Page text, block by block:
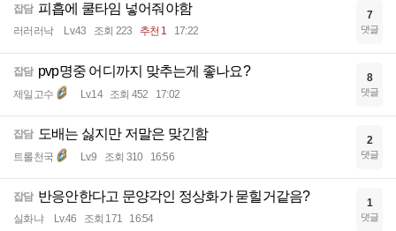
잡담 피흡에 쿨타임 넣어줘야함
러러러낙 Lv.43 조회 223 추천 1 17:22
7
댓글
잡담 pvp명중 어디까지 맞추는게 좋나요?
제일고수 Lv.14 조회 452 17:02
8
댓글
잡담 도배는 싫지만 저말은 맞긴함
트롤천국 Lv.9 조회 310 16:56
2
댓글
잡담 반응안한다고 문양각인 정상화가 묻힐거같음?
실화냐 Lv.46 조회 171 16:54
1
댓글